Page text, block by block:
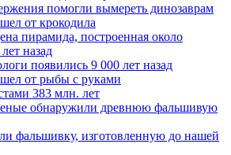
помогли вымереть динозаврам
от крокодила
пирамида, построенная около
назад
появились 9 000 лет назад
от рыбы с руками
383 млн. лет
обнаружили древнюю фальшивую
фальшивку, изготовленную до нашей